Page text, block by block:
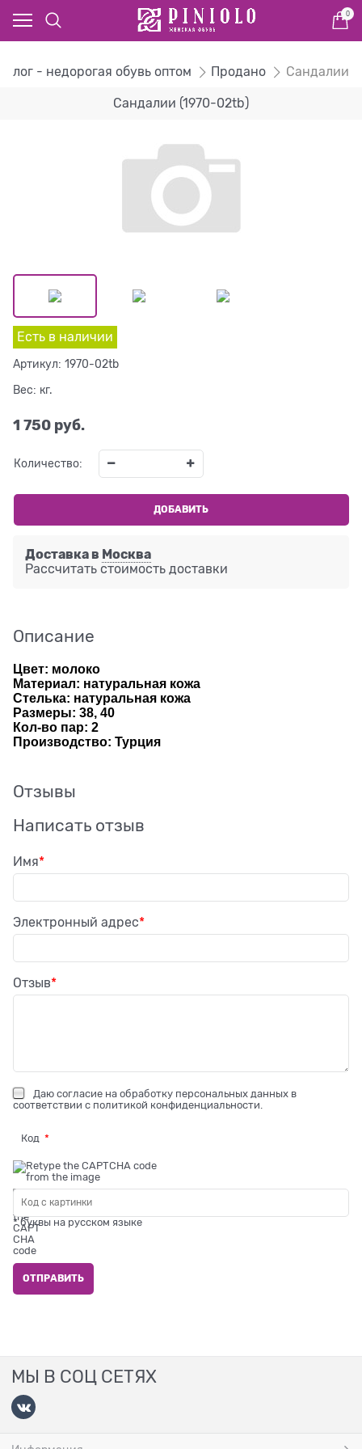
0
- недорогая обувь оптом Продано Сандалии
Сандалии (1970-02tb)
Есть в наличии
Артикул: 1970-02tb
Вес: кг.
1 750 руб.
Количество:
ДОБАВИТЬ
Доставка в Москва
Рассчитать стоимость доставки
Описание
Цвет: молоко
Материал: натуральная кожа
Стелька: натуральная кожа
Размеры: 38, 40
Кол-во пар: 2
Производство: Турция
Отзывы
Написать отзыв
Имя
Электронный адрес
Отзыв
Даю согласие на обработку персональных данных в
соответствии с политикой конфиденциальности
Код
* буквы на русском языке
МЫ В СОЦ СЕТЯХ